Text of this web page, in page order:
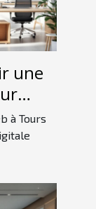
une
à Tours